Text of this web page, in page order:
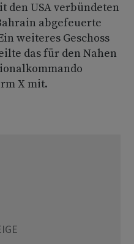
den USA verbündeten
abgefeuerte
weiteres Geschoss
das für den Nahen
X mit.